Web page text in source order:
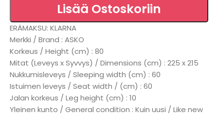
Lisää Ostoskoriin
ERÄMAKSU: KLARNA
Merkki / Brand : ASKO
Korkeus / Height (cm) : 80
Mitat (Leveys x Syvvys) / Dimensions (cm) : 225 x 215
Nukkumisleveys / Sleeping width (cm) : 60
Istuimen leveys / Seat width / (cm) : 60
Jalan korkeus / Leg height (cm) : 10
Yleinen kunto / General condition : Kuin uusi / Like new